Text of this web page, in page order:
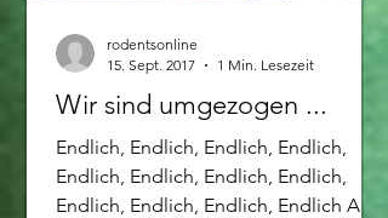
Wir sind umgezogen ...
Endlich, Endlich, Endlich, Endlich,
Endlich, Endlich, Endlich, Endlich,
Endlich, Endlich, Endlich, Endlich Ab
rodentsonline
15. Sept. 2017
1 Min. Lesezeit